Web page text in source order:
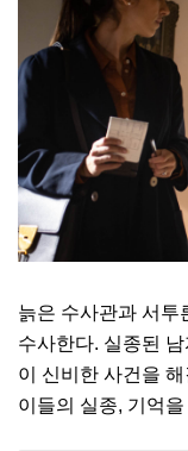
늙은 수사관과 서투
수사한다. 실종된
이 신비한 사건을
이들의 실종, 기억